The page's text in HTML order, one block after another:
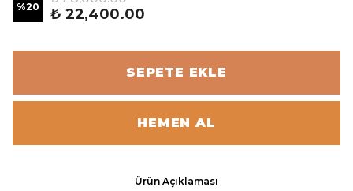
%20 ₺ 22,400.00
SEPETE EKLE
HEMEN AL
Ürün Açıklaması